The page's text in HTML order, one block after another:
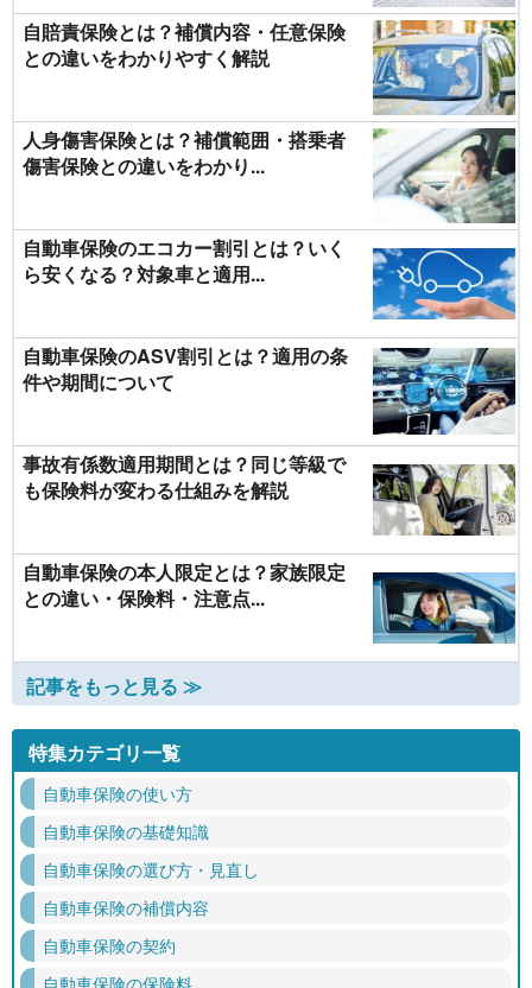
自賠責保険とは？補償内容・任意保険
との違いをわかりやすく解説
人身傷害保険とは？補償範囲・搭乗者
傷害保険との違いをわかり...
自動車保険のエコカー割引とは？いく
ら安くなる？対象車と適用...
自動車保険のASV割引とは？適用の条
件や期間について
事故有係数適用期間とは？同じ等級で
も保険料が変わる仕組みを解説
自動車保険の本人限定とは？家族限定
との違い・保険料・注意点...
記事をもっと見る ≫
特集カテゴリ一覧
自動車保険の使い方
自動車保険の基礎知識
自動車保険の選び方・見直し
自動車保険の補償内容
自動車保険の契約
自動車保険の保険料